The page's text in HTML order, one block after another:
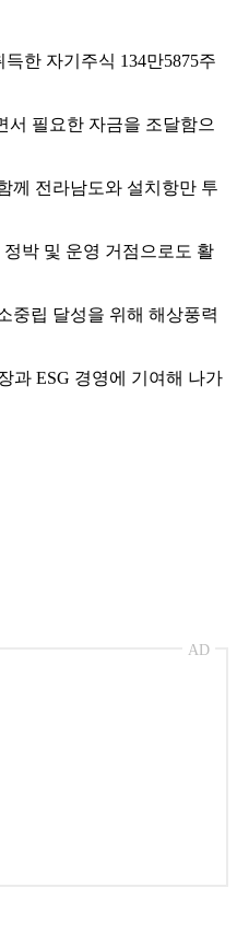
한 자기주식 134만5875주
서 필요한 자금을 조달함으
께 전라남도와 설치항만 투
박 및 운영 거점으로도 활
중립 달성을 위해 해상풍력
과 ESG 경영에 기여해 나가
AD